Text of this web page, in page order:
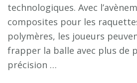
technologiques. Avec
composites pour les
polymères, les joueurs
frapper la balle avec plus de
précision …